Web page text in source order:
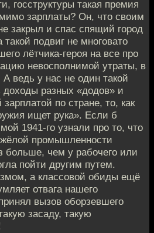
госструктуры такая премия
зарплаты? Он, что своим
закрыл и спас спящий город
подвиг не многовато
лётчика-героя на все про
невосполнимой утраты, в
ведь у нас не один такой
разных «додов» и
по стране, то, как
ищет рука». Если б
1941-го узнали про то, что
промышленности
больше, чем у рабочего или
пойти другим путем.
а классовой обиды ещё
отвага нашего
вызов оборзевшего
засаду, такую